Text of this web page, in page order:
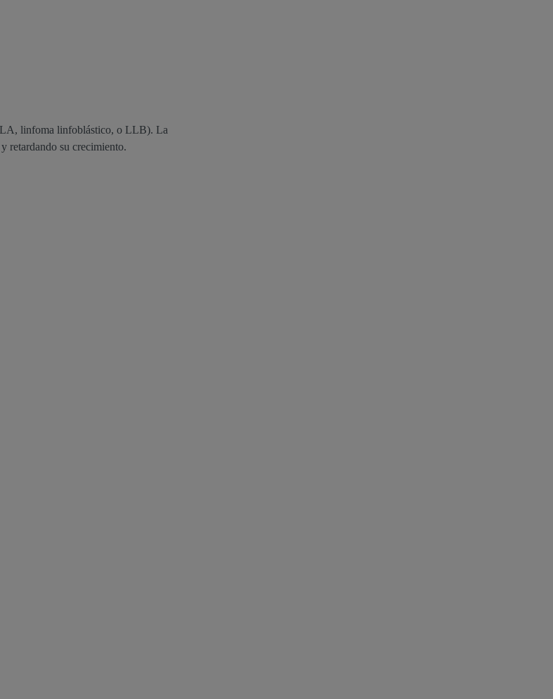
linfoma linfoblástico, o LLB). La
retardando su crecimiento.